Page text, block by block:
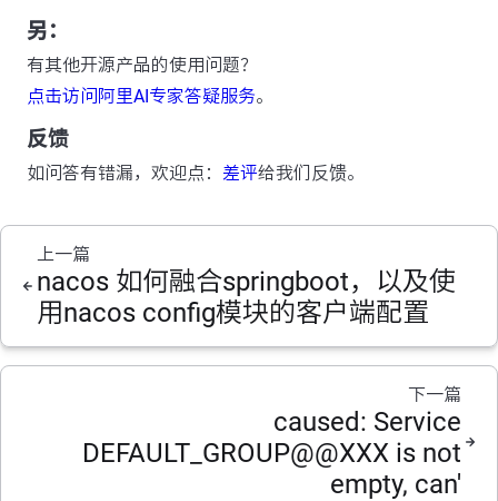
另：
有其他开源产品的使用问题？
点击访问阿里AI专家答疑服务。
反馈
如问答有错漏，欢迎点： 差评给我们反馈。
上一篇
nacos 如何融合springboot，以及使
用nacos config模块的客户端配置
下一篇
caused: Service
DEFAULT_GROUP@@XXX is not
empty, can'